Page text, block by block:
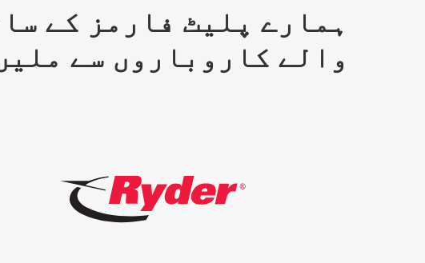
ہمارے پلیٹ فارمز کے
والے کاروباروں سے